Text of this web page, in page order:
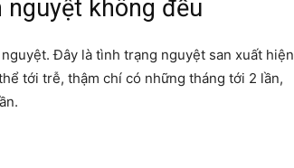
không đều
Đây là tình trạng nguyệt san xuất hiện
tới trễ, thậm chí có những tháng tới 2 lần,